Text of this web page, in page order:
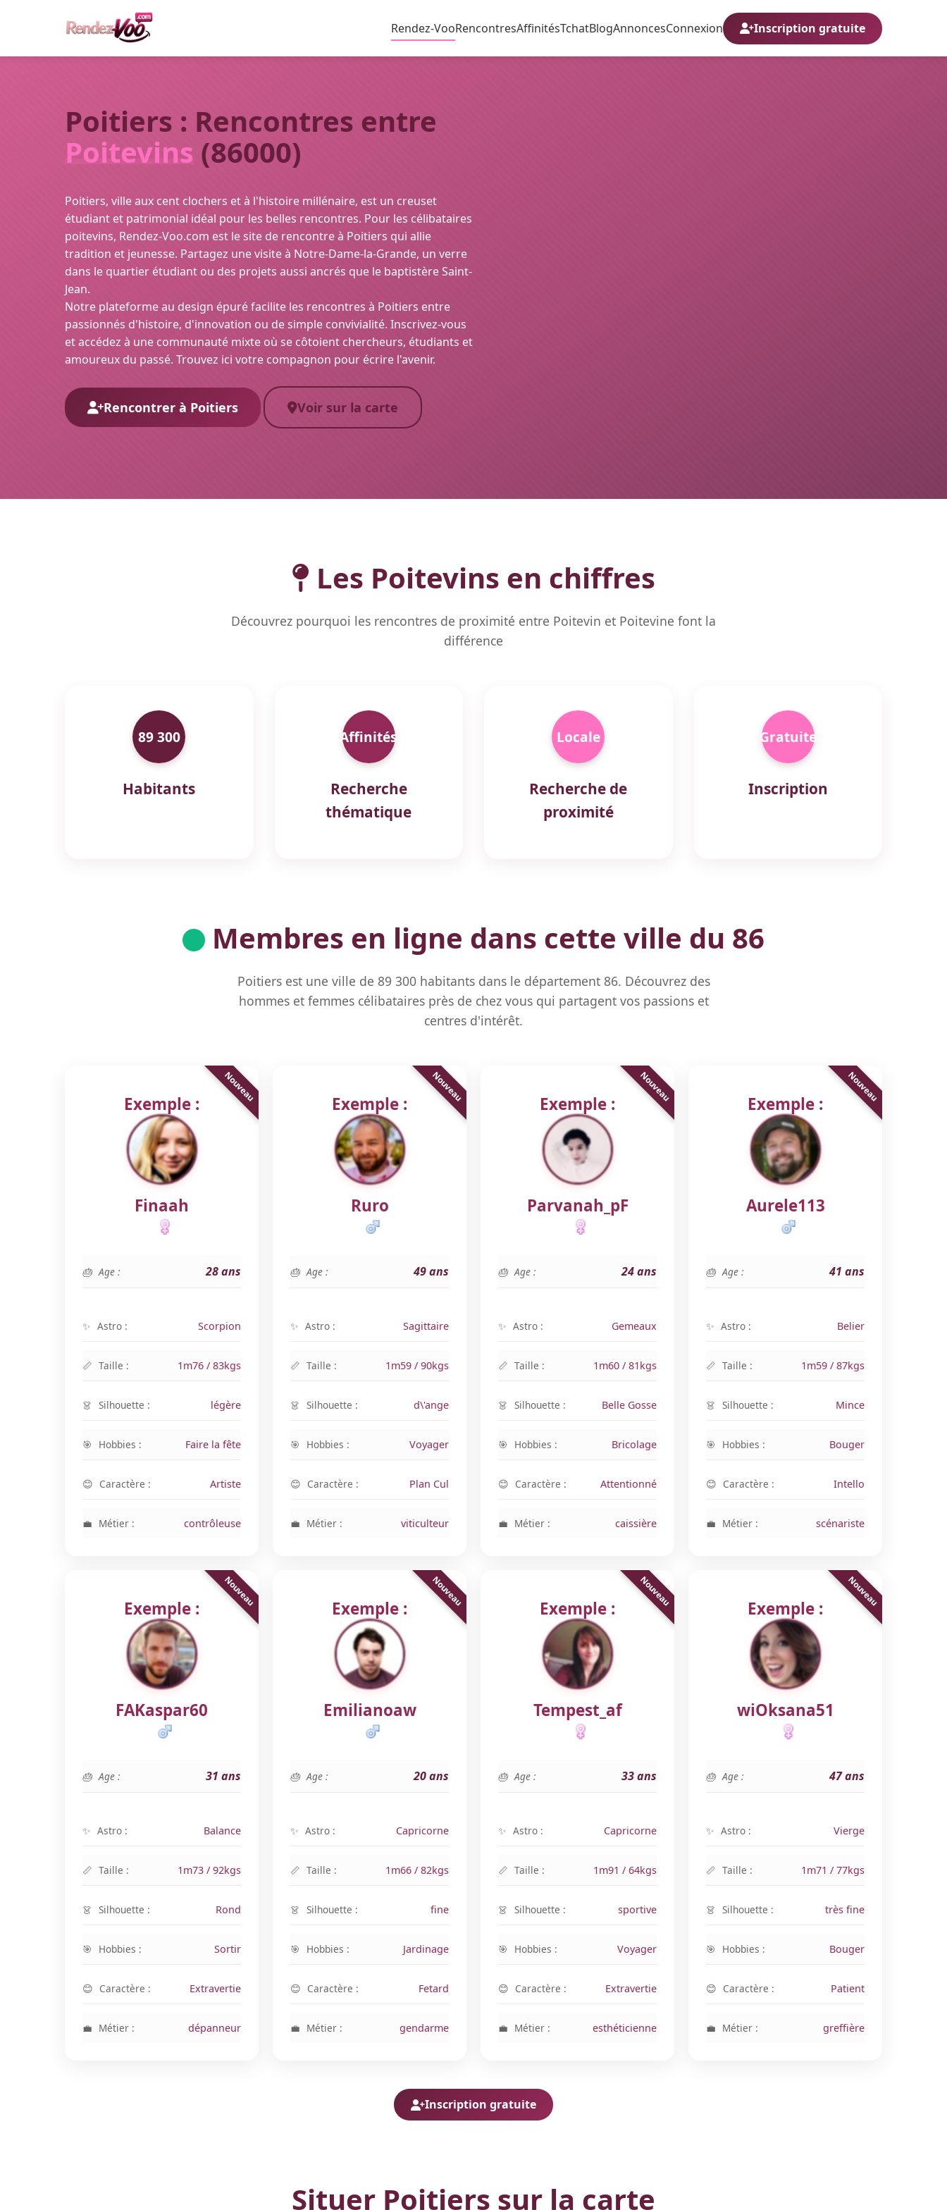
Rendez-VooRencontresAffinitésTchatBlogAnnoncesConnexion Inscription gratuite
Poitiers : Rencontres entre
Poitevins (86000)
Poitiers, ville aux cent clochers et à l'histoire millénaire, est un creuset
étudiant et patrimonial idéal pour les belles rencontres. Pour les célibataires
poitevins, Rendez-Voo.com est le site de rencontre à Poitiers qui allie
tradition et jeunesse. Partagez une visite à Notre-Dame-la-Grande, un verre
dans le quartier étudiant ou des projets aussi ancrés que le baptistère Saint-
Jean.
Notre plateforme au design épuré facilite les rencontres à Poitiers entre
passionnés d'histoire, d'innovation ou de simple convivialité. Inscrivez-vous
et accédez à une communauté mixte où se côtoient chercheurs, étudiants et
amoureux du passé. Trouvez ici votre compagnon pour écrire l'avenir.
Rencontrer à Poitiers Voir sur la carte
Les Poitevins en chiffres
Découvrez pourquoi les rencontres de proximité entre Poitevin et Poitevine font la
différence
89 300
Habitants
Affinités
Recherche
thématique
Locale
Recherche de
proximité
Gratuite
Inscription
Membres en ligne dans cette ville du 86
Poitiers est une ville de 89 300 habitants dans le département 86. Découvrez des
hommes et femmes célibataires près de chez vous qui partagent vos passions et
centres d'intérêt.
Exemple :
Finaah
Age : 28 ans
Astro : Scorpion
Taille : 1m76 / 83kgs
Silhouette : légère
Hobbies : Faire la fête
Caractère : Artiste
Métier : contrôleuse
Exemple :
Ruro
Age : 49 ans
Astro : Sagittaire
Taille : 1m59 / 90kgs
Silhouette : d\'ange
Hobbies : Voyager
Caractère : Plan Cul
Métier : viticulteur
Exemple :
Parvanah_pF
Age : 24 ans
Astro : Gemeaux
Taille : 1m60 / 81kgs
Silhouette : Belle Gosse
Hobbies : Bricolage
Caractère : Attentionné
Métier : caissière
Exemple :
Aurele113
Age : 41 ans
Astro : Belier
Taille : 1m59 / 87kgs
Silhouette : Mince
Hobbies : Bouger
Caractère : Intello
Métier : scénariste
Exemple :
FAKaspar60
Age : 31 ans
Astro : Balance
Taille : 1m73 / 92kgs
Silhouette : Rond
Hobbies : Sortir
Caractère : Extravertie
Métier : dépanneur
Exemple :
Emilianoaw
Age : 20 ans
Astro : Capricorne
Taille : 1m66 / 82kgs
Silhouette : fine
Hobbies : Jardinage
Caractère : Fetard
Métier : gendarme
Exemple :
Tempest_af
Age : 33 ans
Astro : Capricorne
Taille : 1m91 / 64kgs
Silhouette : sportive
Hobbies : Voyager
Caractère : Extravertie
Métier : esthéticienne
Exemple :
wiOksana51
Age : 47 ans
Astro : Vierge
Taille : 1m71 / 77kgs
Silhouette : très fine
Hobbies : Bouger
Caractère : Patient
Métier : greffière
Inscription gratuite
Situer Poitiers sur la carte